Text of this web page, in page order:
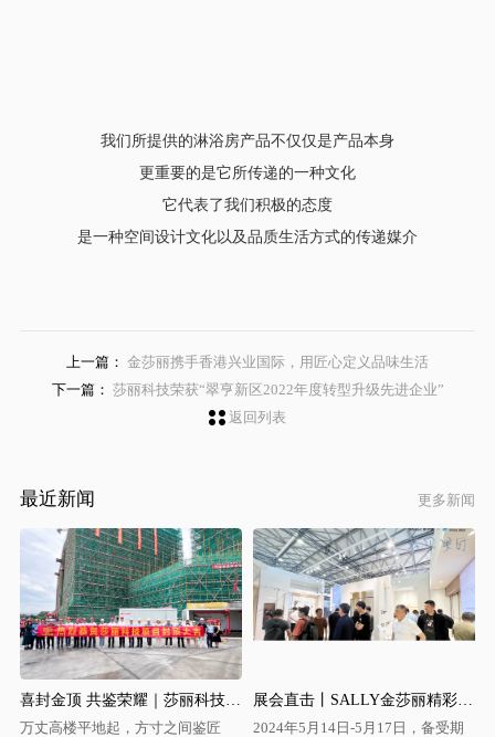
我们所提供的淋浴房产品不仅仅是产品本身
更重要的是它所传递的一种文化
它代表了我们积极的态度
是一种空间设计文化以及品质生活方式的传递媒介
上一篇： 金莎丽携手香港兴业国际，用匠心定义品味生活
返回列表
下一篇： 莎丽科技荣获“翠亨新区2022年度转型升级先进企业”
最近新闻 更多新闻
喜封金顶 共鉴荣耀｜莎丽科技全新产业园区封顶仪式圆满举行！
万丈高楼平地起，方寸之间鉴匠
展会直击丨SALLY金莎丽精彩亮相上海厨卫展，领航卫浴新纪元
2024年5月14日-5月17日，备受期